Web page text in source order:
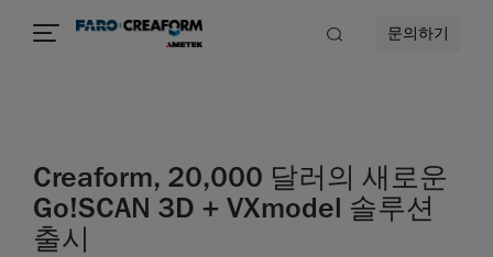
문의하기
Creaform, 20,000 달러의 새로운
Go!SCAN 3D + VXmodel 솔루션
출시